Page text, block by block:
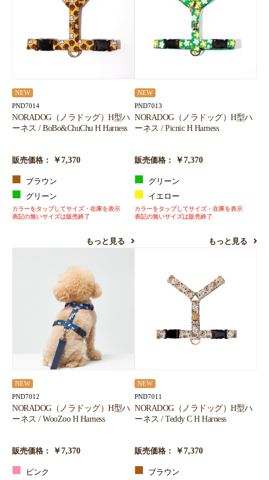
NEW
PND7014
NORADOG（ノラドッグ）H型ハ
ーネス / BoBo&ChuChu H Harness
販売価格： ￥7,370
ブラウン
グリーン
カラーをタップしてサイズ・在庫を表示
表記の無いサイズは販売終了
もっと見る
NEW
PND7013
NORADOG（ノラドッグ）H型ハ
ーネス / Picnic H Harness
販売価格： ￥7,370
グリーン
イエロー
カラーをタップしてサイズ・在庫を表示
表記の無いサイズは販売終了
もっと見る
NEW
PND7012
NORADOG（ノラドッグ）H型ハ
ーネス / WooZoo H Harness
販売価格： ￥7,370
ピンク
NEW
PND7011
NORADOG（ノラドッグ）H型ハ
ーネス / Teddy C H Harness
販売価格： ￥7,370
ブラウン